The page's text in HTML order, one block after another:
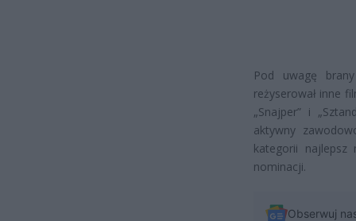
Pod uwagę
reżyserował inne
„Snajper” i
aktywny
kategorii najlepsz
nominacji.
Obserwuj